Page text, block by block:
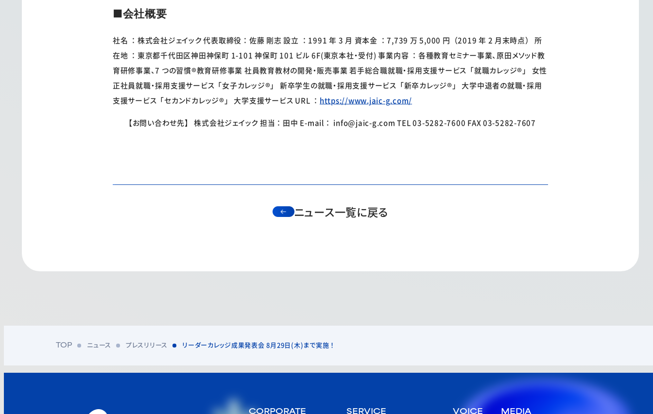
■会社概要
社名 ：株式会社ジェイック 代表取締役：佐藤 剛志 設立 ：1991 年 3 月 資本金 ：7,739 万 5,000 円（2019 年 2 月末時点） 所
在地 ：東京都千代田区神田神保町 1-101 神保町 101 ビル 6F(東京本社・受付) 事業内容 ：各種教育セミナー事業、原田メソッド教
育研修事業、7 つの習慣®教育研修事業 社員教育教材の開発・販売事業 若手総合職就職・採用支援サービス「就職カレッジ®」 女性
正社員就職・採用支援サービス「女子カレッジ®」 新卒学生の就職・採用支援サービス「新卒カレッジ®」 大学中退者の就職・採用
支援サービス「セカンドカレッジ®」 大学支援サービス URL ： https://www.jaic-g.com/
【お問い合わせ先】 株式会社ジェイック 担当：田中 E-mail： info@jaic-g.com TEL 03-5282-7600 FAX 03-5282-7607
ニュース一覧に戻る
TOP ニュース プレスリリース リーダーカレッジ成果発表会 8月29日(木)まで実施！
CORPORATE SERVICE VOICE MEDIA